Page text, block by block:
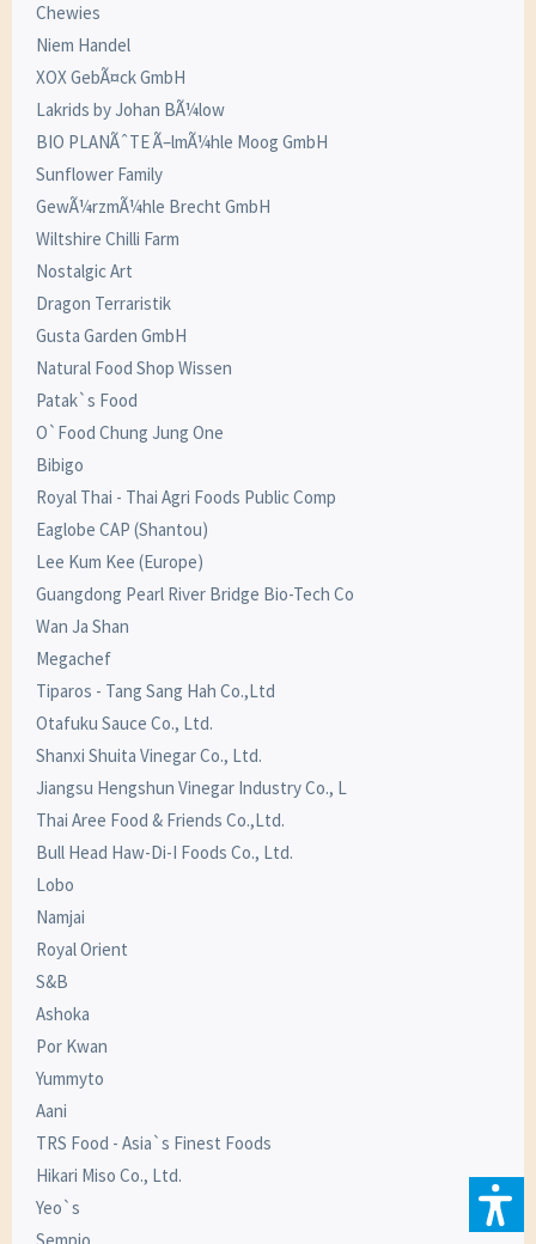
Chewies
Niem Handel
XOX GebÃ¤ck GmbH
Lakrids by Johan BÃ¼low
BIO PLANÃˆTE Ã–lmÃ¼hle Moog GmbH
Sunflower Family
GewÃ¼rzmÃ¼hle Brecht GmbH
Wiltshire Chilli Farm
Nostalgic Art
Dragon Terraristik
Gusta Garden GmbH
Natural Food Shop Wissen
Patak`s Food
O`Food Chung Jung One
Bibigo
Royal Thai - Thai Agri Foods Public Comp
Eaglobe CAP (Shantou)
Lee Kum Kee (Europe)
Guangdong Pearl River Bridge Bio-Tech Co
Wan Ja Shan
Megachef
Tiparos - Tang Sang Hah Co.,Ltd
Otafuku Sauce Co., Ltd.
Shanxi Shuita Vinegar Co., Ltd.
Jiangsu Hengshun Vinegar Industry Co., L
Thai Aree Food & Friends Co.,Ltd.
Bull Head Haw-Di-I Foods Co., Ltd.
Lobo
Namjai
Royal Orient
S&B
Ashoka
Por Kwan
Yummyto
Aani
TRS Food - Asia`s Finest Foods
Hikari Miso Co., Ltd.
Yeo`s